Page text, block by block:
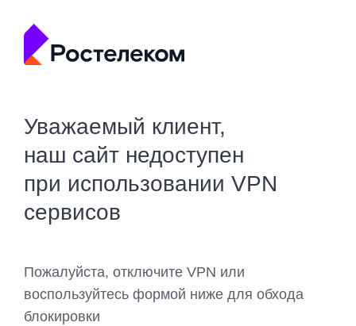
Уважаемый клиент,
наш сайт недоступен
при использовании VPN
сервисов
Пожалуйста, отключите VPN или
воспользуйтесь формой ниже для обхода
блокировки